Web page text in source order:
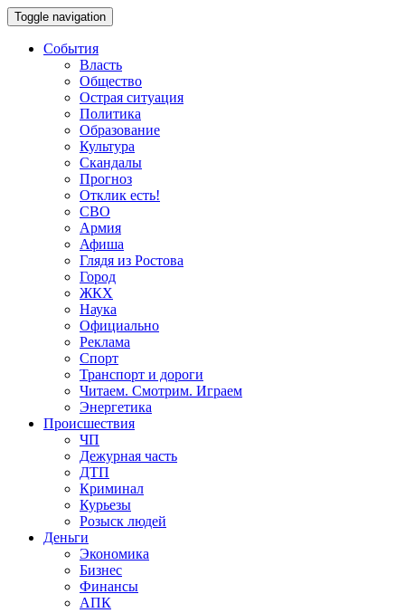
Toggle navigation
События
Власть
Общество
Острая ситуация
Политика
Образование
Культура
Скандалы
Прогноз
Отклик есть!
СВО
Армия
Афиша
Глядя из Ростова
Город
ЖКХ
Наука
Официально
Реклама
Спорт
Транспорт и дороги
Читаем. Смотрим. Играем
Энергетика
Происшествия
ЧП
Дежурная часть
ДТП
Криминал
Курьезы
Розыск людей
Деньги
Экономика
Бизнес
Финансы
АПК